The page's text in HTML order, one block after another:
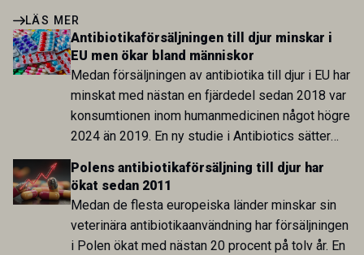
LÄS MER
Antibiotikaförsäljningen till djur minskar i
EU men ökar bland människor
Medan försäljningen av antibiotika till djur i EU har
minskat med nästan en fjärdedel sedan 2018 var
konsumtionen inom humanmedicinen något högre
2024 än 2019. En ny studie i Antibiotics sätter
utvecklingen inom de båda sektorerna sida vid
sida och pekar på en obalans i EU:s One Health-
arbete.
Polens antibiotikaförsäljning till djur har
ökat sedan 2011
Medan de flesta europeiska länder minskar sin
veterinära antibiotikaanvändning har försäljningen
i Polen ökat med nästan 20 procent på tolv år. En